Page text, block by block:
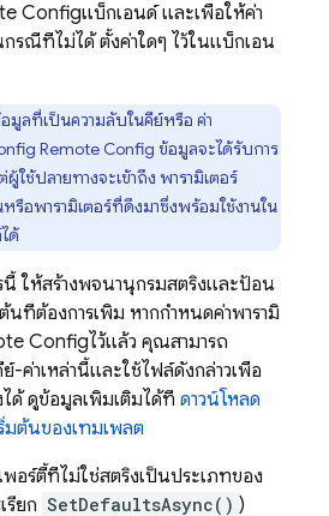
Configแบ็กเอนด์ และเพื่อให้ค่า
รณีที่ไม่ได้ ตั้งค่าใดๆ ไว้ในแบ็กเอน
มูลที่เป็นความลับในคีย์หรือ ค่า
Remote Config ข้อมูลจะได้รับการ
ผู้ใช้ปลายทางจะเข้าถึง พารามิเตอร์
รือพารามิเตอร์ที่ดึงมาซึ่งพร้อมใช้งานใน
ด้
นี้ ให้สร้างพจนานุกรมสตริงและป้อน
นที่ต้องการเพิ่ม หากกำหนดค่าพารามิ
Configไว้แล้ว คุณสามารถ
-ค่าเหล่านี้และใช้ไฟล์ดังกล่าวเพื่อ
ด้ ดูข้อมูลเพิ่มเติมได้ที่ ดาวน์โหลด
มต้นของเทมเพลต
อร์ตี้ที่ไม่ใช่สตริงเป็นประเภทของ
รียก SetDefaultsAsync() )